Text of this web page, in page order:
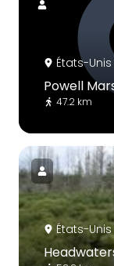
États-
Powell
47.2 km
États-